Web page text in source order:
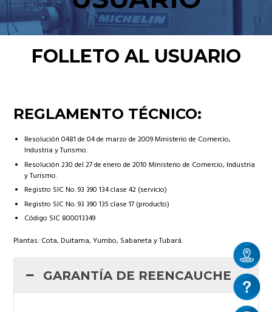
FOLLETO AL USUARIO
REGLAMENTO TÉCNICO:
Resolución 0481 de 04 de marzo de 2009 Ministerio de Comercio,
Industria y Turismo.
Resolución 230 del 27 de enero de 2010 Ministerio de Comercio, Industria
y Turismo.
Registro SIC No. 93 390 134 clase 42 (servicio)
Registro SIC No. 93 390 135 clase 17 (producto)
Código SIC 800013349
Plantas: Cota, Duitama, Yumbo, Sabaneta y Tubará.
GARANTÍA DE REENCAUCHE